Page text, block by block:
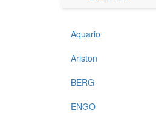
Aquario
Ariston
BERG
ENGO